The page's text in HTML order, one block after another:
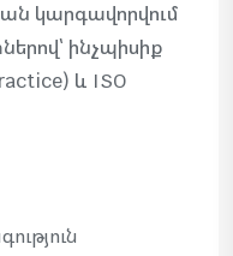
կարգավորվում
ինչպիսիք
և ISO